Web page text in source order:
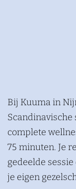
Bij Kuuma in
complete
75 minuten. Je
gedeelde
je eigen